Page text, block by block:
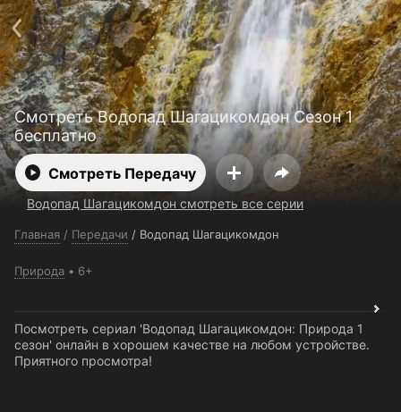
Смотреть Водопад Шагацикомдон Сезон 1
бесплатно
Смотреть Передачу
Водопад Шагацикомдон смотреть все серии
Главная / Передачи / Водопад Шагацикомдон
Природа 6+
Посмотреть сериал 'Водопад Шагацикомдон: Природа 1
сезон' онлайн в хорошем качестве на любом устройстве.
Приятного просмотра!
Поддержка:support@24h.tv
О сервисе
Пользовательское соглашение
Политика конфиденциальности
Для партнёров
Открыть приложение
Ввести промокод
Установить на ТВ
Бесплатные каналы Контакты